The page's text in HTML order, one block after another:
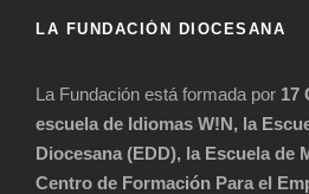
LA FUNDACIÓN DIOCESANA
La Fundación está formada por 17
escuela de Idiomas W!N, la
Diocesana (EDD), la Escuela de
Centro de Formación Para el